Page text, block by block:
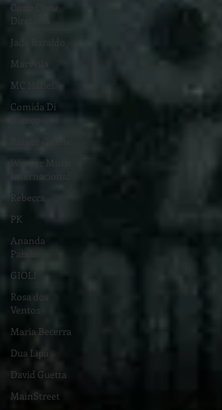
Cone Crew
Diretoria
Jade Baraldo
Marvvila
MC Hariel
Comida Di
Buteco
Warner Music
Internacional
Rebecca
PK
Ananda
Paixão
GIOLI
Rosa dos
Ventos
Maria Becerra
Dua Lipa
David Guetta
MainStreet